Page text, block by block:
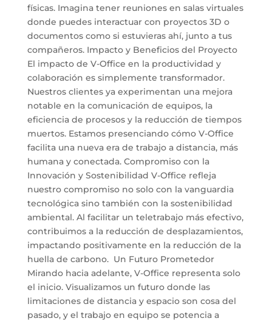
físicas. Imagina tener reuniones en salas virtuales
donde puedes interactuar con proyectos 3D o
documentos como si estuvieras ahí, junto a tus
compañeros. Impacto y Beneficios del Proyecto
El impacto de V-Office en la productividad y
colaboración es simplemente transformador.
Nuestros clientes ya experimentan una mejora
notable en la comunicación de equipos, la
eficiencia de procesos y la reducción de tiempos
muertos. Estamos presenciando cómo V-Office
facilita una nueva era de trabajo a distancia, más
humana y conectada. Compromiso con la
Innovación y Sostenibilidad V-Office refleja
nuestro compromiso no solo con la vanguardia
tecnológica sino también con la sostenibilidad
ambiental. Al facilitar un teletrabajo más efectivo,
contribuimos a la reducción de desplazamientos,
impactando positivamente en la reducción de la
huella de carbono. Un Futuro Prometedor
Mirando hacia adelante, V-Office representa solo
el inicio. Visualizamos un futuro donde las
limitaciones de distancia y espacio son cosa del
pasado, y el trabajo en equipo se potencia a